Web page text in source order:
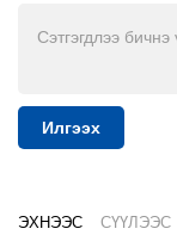
Илгээх
ЭХНЭЭС СҮҮЛЭЭС